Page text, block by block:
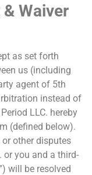
Waiver
as set forth
us (including
agent of 5th
instead of
LLC. hereby
(defined below).
other disputes
or you and a third-
will be resolved